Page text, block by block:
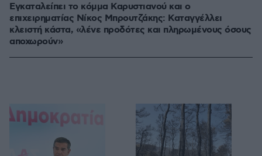
Εγκαταλείπει το κόμμα Καρυστιανού και ο
επιχειρηματίας Νίκος Μπρουτζάκης: Καταγγέλλει
κλειστή κάστα, «λένε προδότες και πληρωμένους όσους
αποχωρούν»